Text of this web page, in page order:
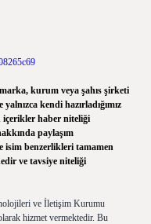
kurum veya şahıs şirketi
kendi hazırladığımız
içerikler haber niteliği
paylaşım
isim benzerlikleri tamamen
ve tavsiye niteliği
ve İletişim Kurumu
hizmet vermektedir. Bu